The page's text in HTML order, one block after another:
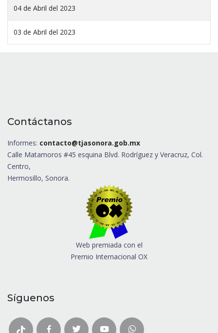
04 de Abril del 2023
03 de Abril del 2023
Contáctanos
Informes: contacto@tjasonora.gob.mx
Calle Matamoros #45 esquina Blvd. Rodríguez y Veracruz, Col.
Centro,
Hermosillo, Sonora.
Web premiada con el
Premio Internacional OX
Síguenos